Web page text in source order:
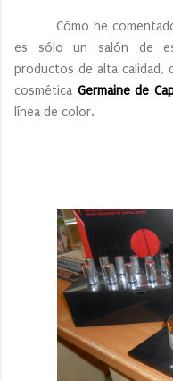
Cómo he comentado
es sólo un salón de
productos de alta calidad,
cosmética Germaine de
línea de color.